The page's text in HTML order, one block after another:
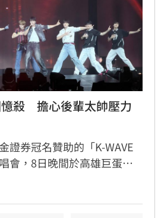
殺　擔心後輩太帥壓力
證券冠名贊助的「K-WAVE
會，8日晚間於高雄巨蛋熱
、FLARE U、CRAVITY、